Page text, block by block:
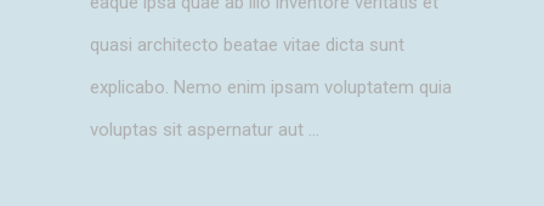
quasi architecto beatae vitae dicta sunt
explicabo. Nemo enim ipsam voluptatem quia
voluptas sit aspernatur aut